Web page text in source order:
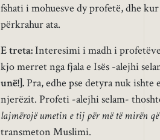
fshati i mohuesve dy profetë, dhe
përkrahur ata.
E treta:Interesimi i madh i
kjo merret nga fjala e Isës -alejhi
unë!].Pra, edhe pse detyra nuk
njerëzit. Profeti -alejhi selam-
lajmërojë umetin e tij për më të mirën
transmeton Muslimi.